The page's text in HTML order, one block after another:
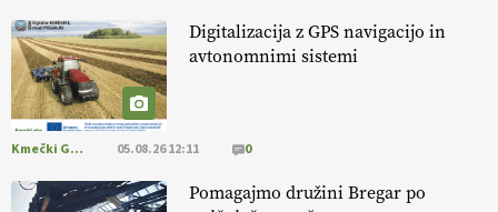
[EKOloško = LOGIČNO
aronije
v dobrem desetletju zrasla v uspešno kmetijsko in
podjetniško zgodbo.
#IMCAP #CAP https://t.co/xp1oihBDaJ
Digitalizacija z GPS navigacijo in
avtonomnimi sistemi
Kmečki Glas 05.08.26 12:11 0
Pomagajmo družini Bregar po